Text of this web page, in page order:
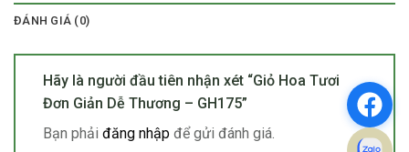
ĐÁNH GIÁ (0)
Hãy là người đầu tiên nhận xét “Giỏ Hoa Tươi
Đơn Giản Dễ Thương – GH175”
Bạn phải đăng nhập để gửi đánh giá.